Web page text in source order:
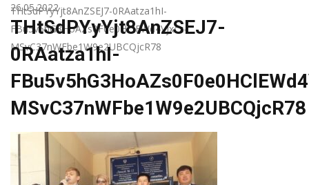
THtSdPYyYjt8AnZSEJ7-0RAatza1hI-
FBu5v5hG3HoAZs0F0e0HClEWd4Vjxcz-
MSvC37nWFbe1W9e2UBCQjcR78
26.05.2022
THtSdPYyYjt8AnZSEJ7-
0RAatza1hI-
MSvC37nWFbe1W9e2UBCQjcR78